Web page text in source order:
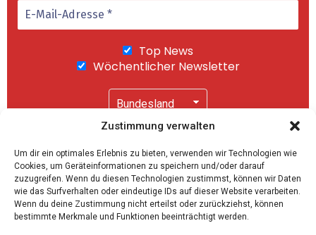
Zustimmung verwalten
Um dir ein optimales Erlebnis zu bieten, verwenden wir Technologien wie
Cookies, um Geräteinformationen zu speichern und/oder darauf
zuzugreifen. Wenn du diesen Technologien zustimmst, können wir Daten
wie das Surfverhalten oder eindeutige IDs auf dieser Website verarbeiten.
Wenn du deine Zustimmung nicht erteilst oder zurückziehst, können
bestimmte Merkmale und Funktionen beeinträchtigt werden.
Top News
Wöchentlicher Newsletter
"Abonnieren" akzeptierst Du unsere
Datenschutzerklärung.